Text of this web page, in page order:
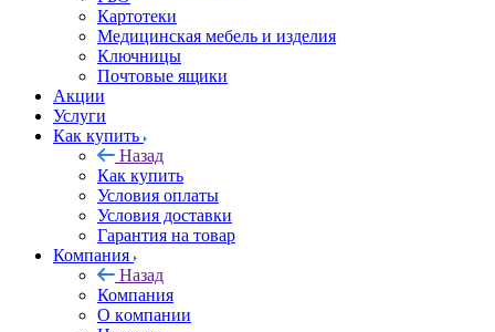
Картотеки
Медицинская мебель и изделия
Ключницы
Почтовые ящики
Акции
Услуги
Как купить
Назад
Как купить
Условия оплаты
Условия доставки
Гарантия на товар
Компания
Назад
Компания
О компании